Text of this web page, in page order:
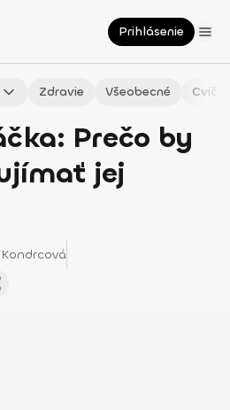
Prihlásenie
Zdravie Všeobecné
Prečo by
jej
Kondrcová